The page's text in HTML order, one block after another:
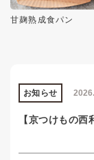
甘麹熟成食パン
お知らせ
【京つけもの